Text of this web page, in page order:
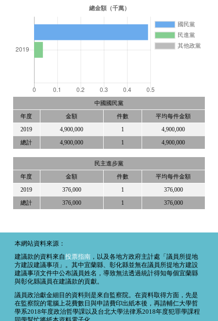
中國國民黨
年度 金額 件數 平均每件金額
2019 4,900,000 1 4,900,000
總計 4,900,000 1 4,900,000
民主進步黨
年度 金額 件數 平均每件金額
2019 376,000 1 376,000
總計 376,000 1 376,000
本網站資料來源：
建議款的資料來自投票指南 ，以及各地方政府主計處「議員所提地
方建設建議事項」。其中宜蘭縣、彰化縣並無在議員所提地方建設
建議事項文件中公布議員姓名，導致無法透過統計得知每個宜蘭縣
與彰化縣議員在建議款的貢獻。
議員政治獻金細目的資料則是來自監察院。在資料取得方面，先是
在監察院的電腦上花費數日與申請費印出紙本後，再請輔仁大學哲
學系2018年度政治哲學課以及台北大學法律系2018年度犯罪學課程